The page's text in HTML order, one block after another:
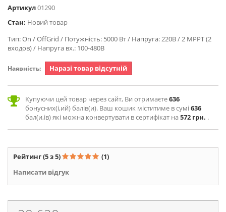
Артикул01290
Стан: Новий товар
Тип: On / OffGrid / Потужність: 5000 Вт / Напруга: 220В / 2 MPPT (2
входов) / Напруга вх.: 100-480В
Наявність: Наразі товар відсутній
Купуючи цей товар через сайт, Ви отримаєте636
бонусних(і,ий) балів(и). Ваш кошик міститиме в сумі636
бал(и,ів) які можна конвертувати в сертифікат на572 грн. .
Рейтинг(5 з 5)
(1)
Написати відгук